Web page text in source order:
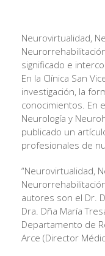
Neurovirtualidad,
significado e
En la Clínica San
investigación, la
conocimientos. En
Neurología y
publicado un
profesionales de
“Neurovirtualidad,
autores son el Dr.
Dra. Dña María
Departamento de
Arce (Director